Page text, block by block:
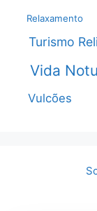
Relaxamento
Turismo
Vida
Vulcões